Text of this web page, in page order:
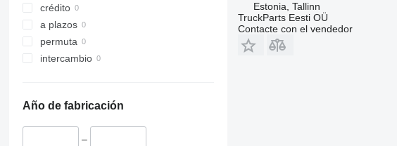
crédito
a plazos
permuta
intercambio
Año de fabricación
–
Estonia, Tallinn
TruckParts Eesti OÜ
Contacte con el vendedor